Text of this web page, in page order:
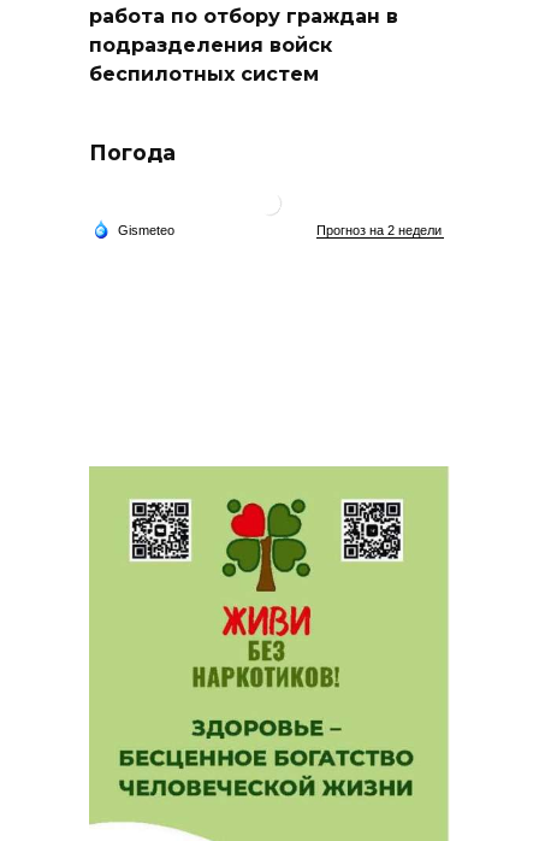
работа по отбору граждан в
подразделения войск
беспилотных систем
Погода